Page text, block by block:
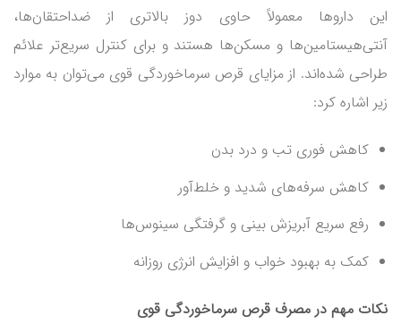
این داروها معمولاً حاوی دوز بالاتری از ضداحتقان‌ها،
آنتی‌هیستامین‌ها و مسکن‌ها هستند و برای کنترل سریع‌تر علائم
طراحی شده‌اند. از مزایای قرص سرماخوردگی قوی می‌توان به موارد
زیر اشاره کرد:
کاهش فوری تب و درد بدن
کاهش سرفه‌های شدید و خلط‌آور
رفع سریع آبریزش بینی و گرفتگی سینوس‌ها
کمک به بهبود خواب و افزایش انرژی روزانه
نکات مهم در مصرف قرص سرماخوردگی قوی